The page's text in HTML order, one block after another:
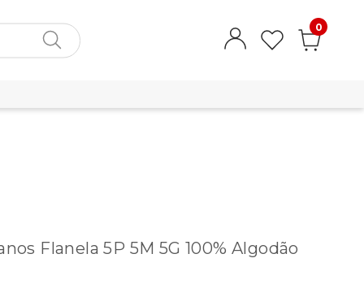
0
Flanela 5P 5M 5G 100% Algodão